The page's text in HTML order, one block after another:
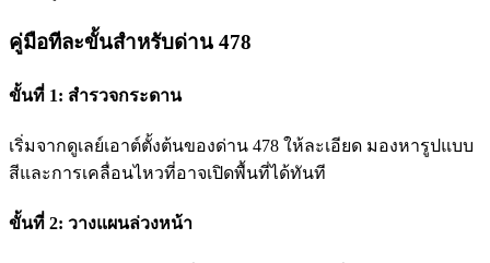
คู่มือทีละขั้นสำหรับด่าน 478
ขั้นที่ 1: สำรวจกระดาน
เริ่มจากดูเลย์เอาต์ตั้งต้นของด่าน 478 ให้ละเอียด มองหารูปแบบ
สีและการเคลื่อนไหวที่อาจเปิดพื้นที่ได้ทันที
ขั้นที่ 2: วางแผนล่วงหน้า